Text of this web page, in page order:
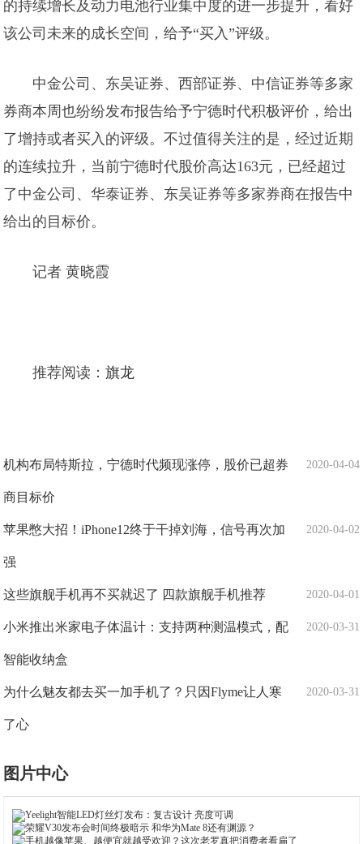
的持续增长及动力电池行业集中度的进一步提升，看好
该公司未来的成长空间，给予“买入”评级。
中金公司、东吴证券、西部证券、中信证券等多家
券商本周也纷纷发布报告给予宁德时代积极评价，给出
了增持或者买入的评级。不过值得关注的是，经过近期
的连续拉升，当前宁德时代股价高达163元，已经超过
了中金公司、华泰证券、东吴证券等多家券商在报告中
给出的目标价。
记者 黄晓霞
推荐阅读：旗龙
2020-04-04
机构布局特斯拉，宁德时代频现涨停，股价已超券
商目标价
2020-04-02
苹果憋大招！iPhone12终于干掉刘海，信号再次加
强
2020-04-01
这些旗舰手机再不买就迟了 四款旗舰手机推荐
2020-03-31
小米推出米家电子体温计：支持两种测温模式，配
智能收纳盒
2020-03-31
为什么魅友都去买一加手机了？只因Flyme让人寒
了心
图片中心